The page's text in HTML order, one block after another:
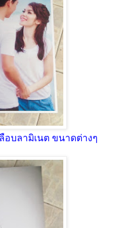
อบลามิเนต ขนาดต่างๆ